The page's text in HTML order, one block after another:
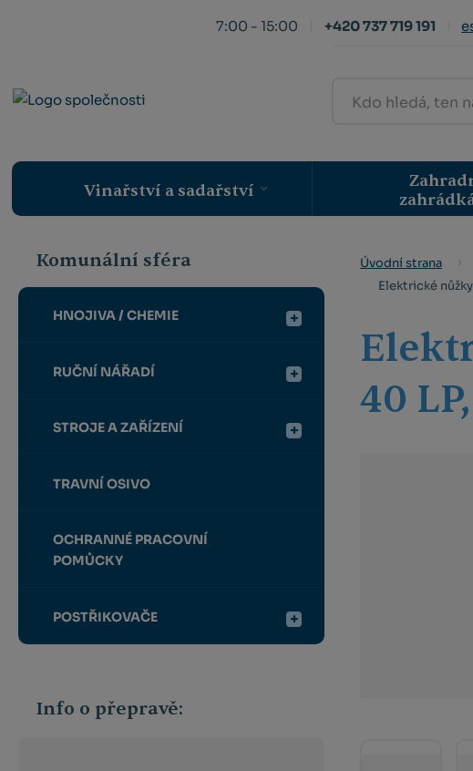
7:00 - 15:00 +420 737 719 191
hledá,
Vinařství a sadařství
Úvodní strana
Elektrické
40
Komunální sféra
HNOJIVA / CHEMIE
RUČNÍ NÁŘADÍ
STROJE A ZAŘÍZENÍ
TRAVNÍ OSIVO
OCHRANNÉ PRACOVNÍ
POMŮCKY
POSTŘIKOVAČE
Info o přepravě: